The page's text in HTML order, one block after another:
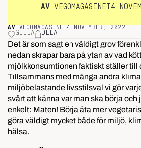
AV VEGOMAGASINET 4
AV VEGOMAGASINET4 NOVEMBER, 2022
GILLA DELA
Det är som sagt en väldigt grov
nedan skrapar bara på ytan av vad
mjölkkonsumtionen faktiskt ställer till
Tillsammans med många andra
miljöbelastande livsstilsval vi gör
svårt att känna var man ska börja och
enkelt: Maten! Börja äta mer
göra väldigt mycket både för miljö,
hälsa.